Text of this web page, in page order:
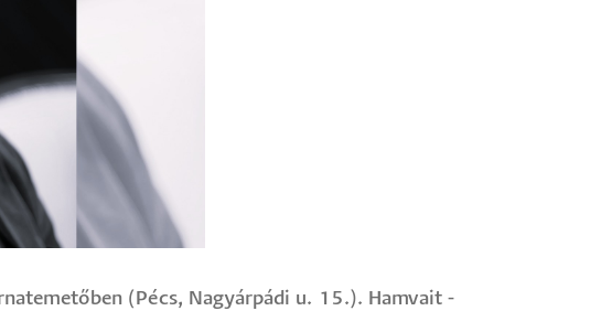
(Pécs, Nagyárpádi u. 15.). Hamvait -